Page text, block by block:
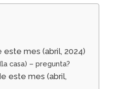
este mes (abril, 2024)
casa) – pregunta?
este mes (abril,